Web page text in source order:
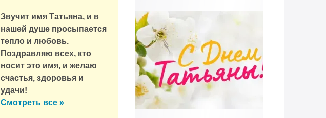
Звучит имя Татьяна, и в
нашей душе просыпается
тепло и любовь.
Поздравляю всех, кто
носит это имя, и желаю
счастья, здоровья и
удачи!
Смотреть все »